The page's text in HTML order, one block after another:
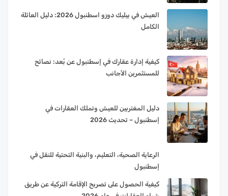
العيش في بيليك دوزو اسطنبول 2026: دليل العائلة
الكامل
كيفية إدارة عقارك في إسطنبول عن بُعد: نصائح
للمستثمرين الأجانب
دليل المغتربين للعيش وتملك العقارات في
إسطنبول – تحديث 2026
الرعاية الصحية، التعليم، والبنية التحتية للنقل في
إسطنبول
كيفية الحصول على تصريح الإقامة التركية عن طريق